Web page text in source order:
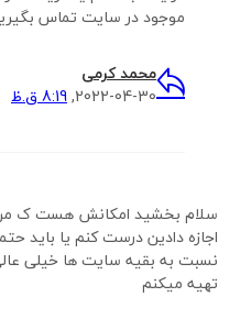
موجود در سایت تماس
محمد کرمی
2022-04-30, 8:19 ق.ظ
اجازه دادین درست کنم یا باید
نسبت به بقیه سایت ها خیلی
تهیه میکنم